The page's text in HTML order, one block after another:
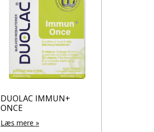
DUOLAC IMMUN+
ONCE
Læs mere »